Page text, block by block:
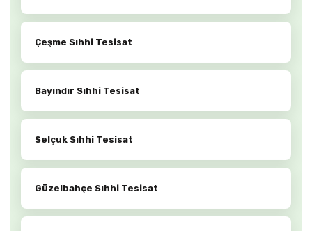
Çeşme Sıhhi Tesisat
Bayındır Sıhhi Tesisat
Selçuk Sıhhi Tesisat
Güzelbahçe Sıhhi Tesisat